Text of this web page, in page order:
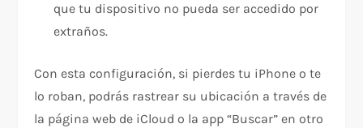
que tu dispositivo no pueda ser accedido por
extraños.
Con esta configuración, si pierdes tu iPhone o te
lo roban, podrás rastrear su ubicación a través de
la página web de iCloud o la app “Buscar” en otro